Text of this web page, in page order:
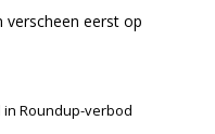
verscheen eerst op
Roundup-verbod